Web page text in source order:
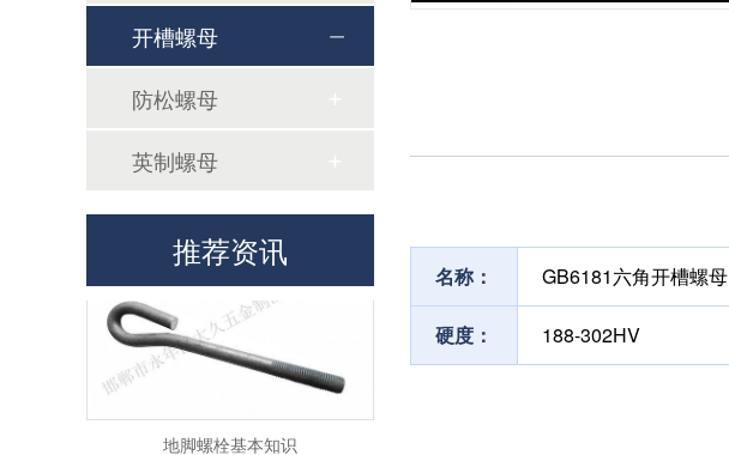
名称： GB6181六角开槽螺母
硬度： 188-302HV
开槽螺母
防松螺母
英制螺母
推荐资讯
地脚螺栓和钢筋之间的空间关系